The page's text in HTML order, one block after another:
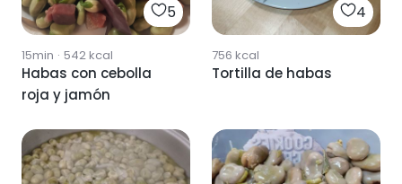
5
15min · 542kcal
Habas con cebolla
roja y jamón
4
756 kcal
Tortilla de habas